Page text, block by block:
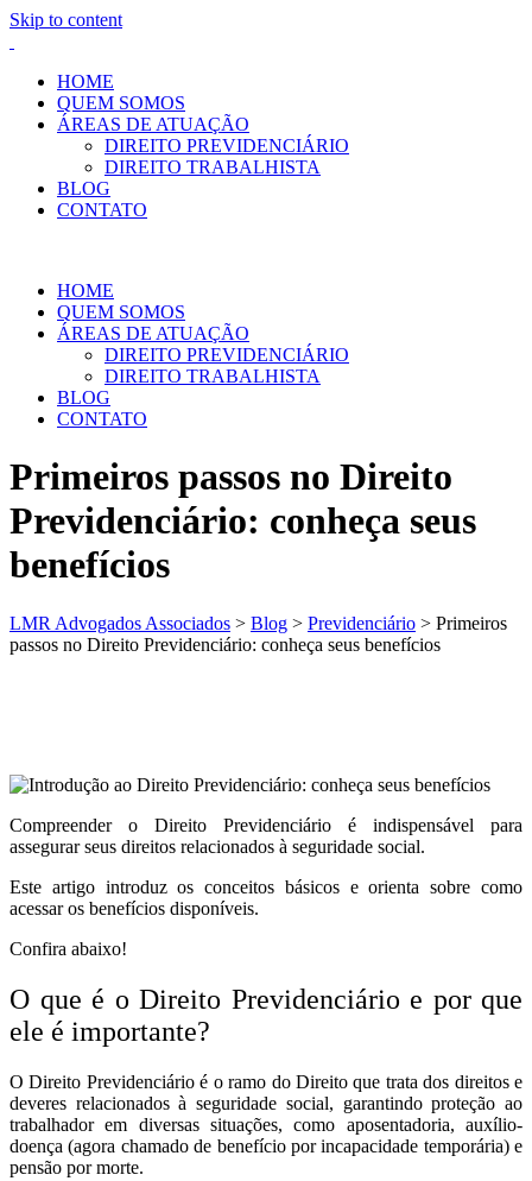
Skip to content
HOME
QUEM SOMOS
ÁREAS DE ATUAÇÃO
DIREITO PREVIDENCIÁRIO
DIREITO TRABALHISTA
BLOG
CONTATO
HOME
QUEM SOMOS
ÁREAS DE ATUAÇÃO
DIREITO PREVIDENCIÁRIO
DIREITO TRABALHISTA
BLOG
CONTATO
Primeiros passos no Direito
Previdenciário: conheça seus
benefícios
LMR Advogados Associados > Blog > Previdenciário > Primeiros
passos no Direito Previdenciário: conheça seus benefícios
Compreender o Direito Previdenciário é indispensável para
assegurar seus direitos relacionados à seguridade social.
Este artigo introduz os conceitos básicos e orienta sobre como
acessar os benefícios disponíveis.
Confira abaixo!
O que é o Direito Previdenciário e por que
ele é importante?
O Direito Previdenciário é o ramo do Direito que trata dos direitos e
deveres relacionados à seguridade social, garantindo proteção ao
trabalhador em diversas situações, como aposentadoria, auxílio-
doença (agora chamado de benefício por incapacidade temporária) e
pensão por morte.